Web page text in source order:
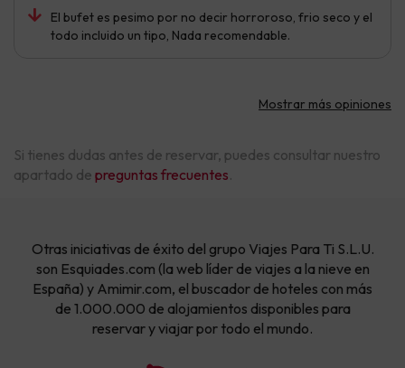
El bufet es pesimo por no decir horroroso, frio seco y el
todo incluido un tipo, Nada recomendable.
Mostrar más opiniones
Si tienes dudas antes de reservar, puedes consultar nuestro
apartado de preguntas frecuentes.
Otras iniciativas de éxito del grupo Viajes Para Ti S.L.U.
son Esquiades.com (la web líder de viajes a la nieve en
España) y Amimir.com, el buscador de hoteles con más
de 1.000.000 de alojamientos disponibles para
reservar y viajar por todo el mundo.